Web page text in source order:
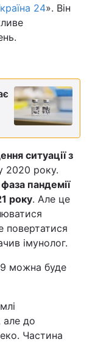
24». Він
ситуації з
2020 року.
пандемії
року. Але це
повертатися
імунолог.
можна буде
але до
Частина